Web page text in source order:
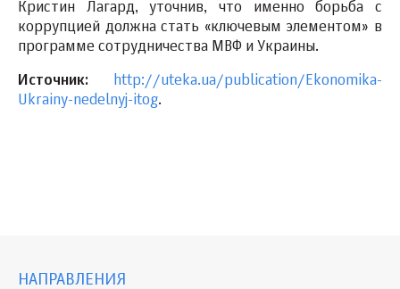
Кристин Лагард, уточнив, что именно борьба с
коррупцией должна стать «ключевым элементом» в
программе сотрудничества МВФ и Украины.
Источник:
http://uteka.ua/publication/Ekonomika-
Ukrainy-nedelnyj-itog.
НАПРАВЛЕНИЯ